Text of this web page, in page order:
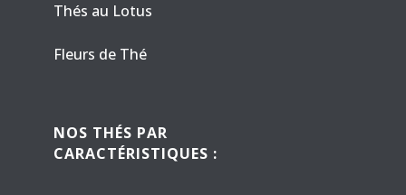
Thés au Lotus
Fleurs de Thé
NOS THÉS PAR
CARACTÉRISTIQUES :